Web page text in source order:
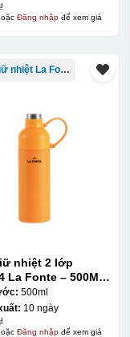
(chưa nung)
Đăng nhậpđể xem giá
Bình giữ nhiệt La Fonte
nhiệt 2 lớp
–
500ml
10 ngày
Đăng nhậpđể xem giá